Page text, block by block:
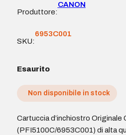
Produttore:
CANON
SKU:
6953C001
Esaurito
Non disponibile in stock
Cartuccia d’inchiostro Originale
(PFI5100C/6953C001) di alta